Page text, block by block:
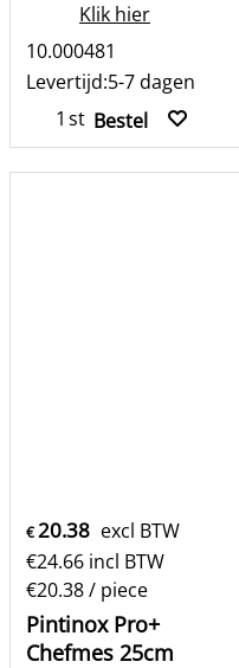
Klik hier
10.000481
Levertijd:5-7 dagen
st Bestel
€20.38 excl BTW
€24.66 incl BTW
€20.38/ piece
Pintinox Pro+
Chefmes 25cm